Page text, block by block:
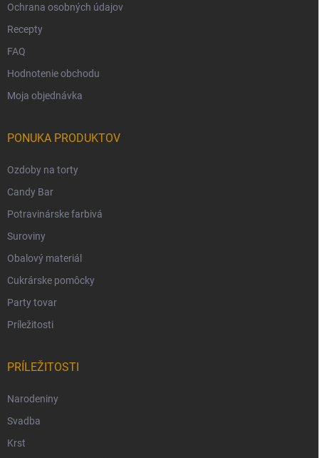
Ochrana osobných údajov
Recepty
FAQ
Hodnotenie obchodu
Moja objednávka
PONUKA PRODUKTOV
Ozdoby na torty
Candy Bar
Potravinárske farbivá
Suroviny
Obalový materiál
Cukrárske pomôcky
Party tovar
Príležitosti
PRÍLEŽITOSTI
Narodeniny
Svadba
Krst